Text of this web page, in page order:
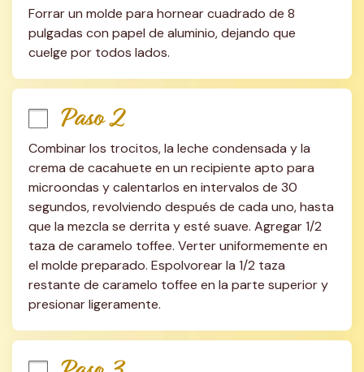
Forrar un molde para hornear cuadrado de 8
pulgadas con papel de aluminio, dejando que
cuelge por todos lados.
Paso 2
Combinar los trocitos, la leche condensada y la
crema de cacahuete en un recipiente apto para
microondas y calentarlos en intervalos de 30
segundos, revolviendo después de cada uno, hasta
que la mezcla se derrita y esté suave. Agregar 1/2
taza de caramelo toffee. Verter uniformemente en
el molde preparado. Espolvorear la 1/2 taza
restante de caramelo toffee en la parte superior y
presionar ligeramente.